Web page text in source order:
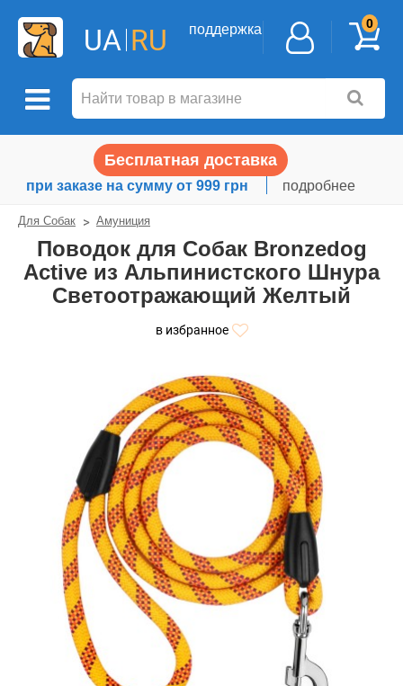
UA RU поддержка 0
Бесплатная доставка
при заказе на сумму от 999 грн подробнее
Для Собак Амуниция
Поводок для Собак Bronzedog
Active из Альпинистского Шнура
Светоотражающий Желтый
в избранное